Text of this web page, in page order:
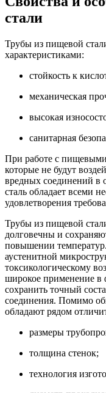
стали
Трубы из пищевой
характеристиками:
стойкость к
механическая
высокая
санитарная
При работе с
которые не будут
вредных соединений в
сталь обладает всеми
удовлетворения
Трубы из пищевой
долговечны и
повышении
аустенитной
токсикологическому
широкое применение в
сохранить точный
соединения. Помимо
обладают рядом
размеры
толщина стенок;
технология